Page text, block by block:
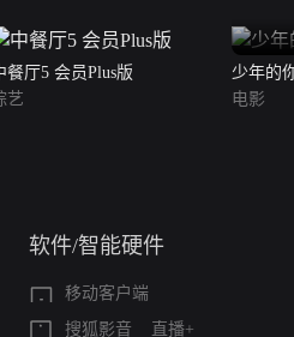
餐厅5 会员Plus版
艺
少年的
电影
软件/智能硬件
移动客户端
搜狐影音
直播+